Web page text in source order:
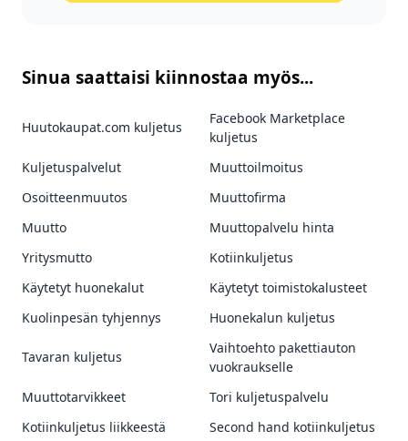
Sinua saattaisi kiinnostaa myös...
Huutokaupat.com kuljetus
Facebook Marketplace
kuljetus
Kuljetuspalvelut
Muuttoilmoitus
Osoitteenmuutos
Muuttofirma
Muutto
Muuttopalvelu hinta
Yritysmutto
Kotiinkuljetus
Käytetyt huonekalut
Käytetyt toimistokalusteet
Kuolinpesän tyhjennys
Huonekalun kuljetus
Tavaran kuljetus
Vaihtoehto pakettiauton
vuokraukselle
Muuttotarvikkeet
Tori kuljetuspalvelu
Kotiinkuljetus liikkeestä
Second hand kotiinkuljetus